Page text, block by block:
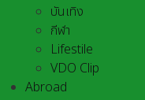
บันเทิง
กีฬา
Lifestile
VDO Clip
Abroad